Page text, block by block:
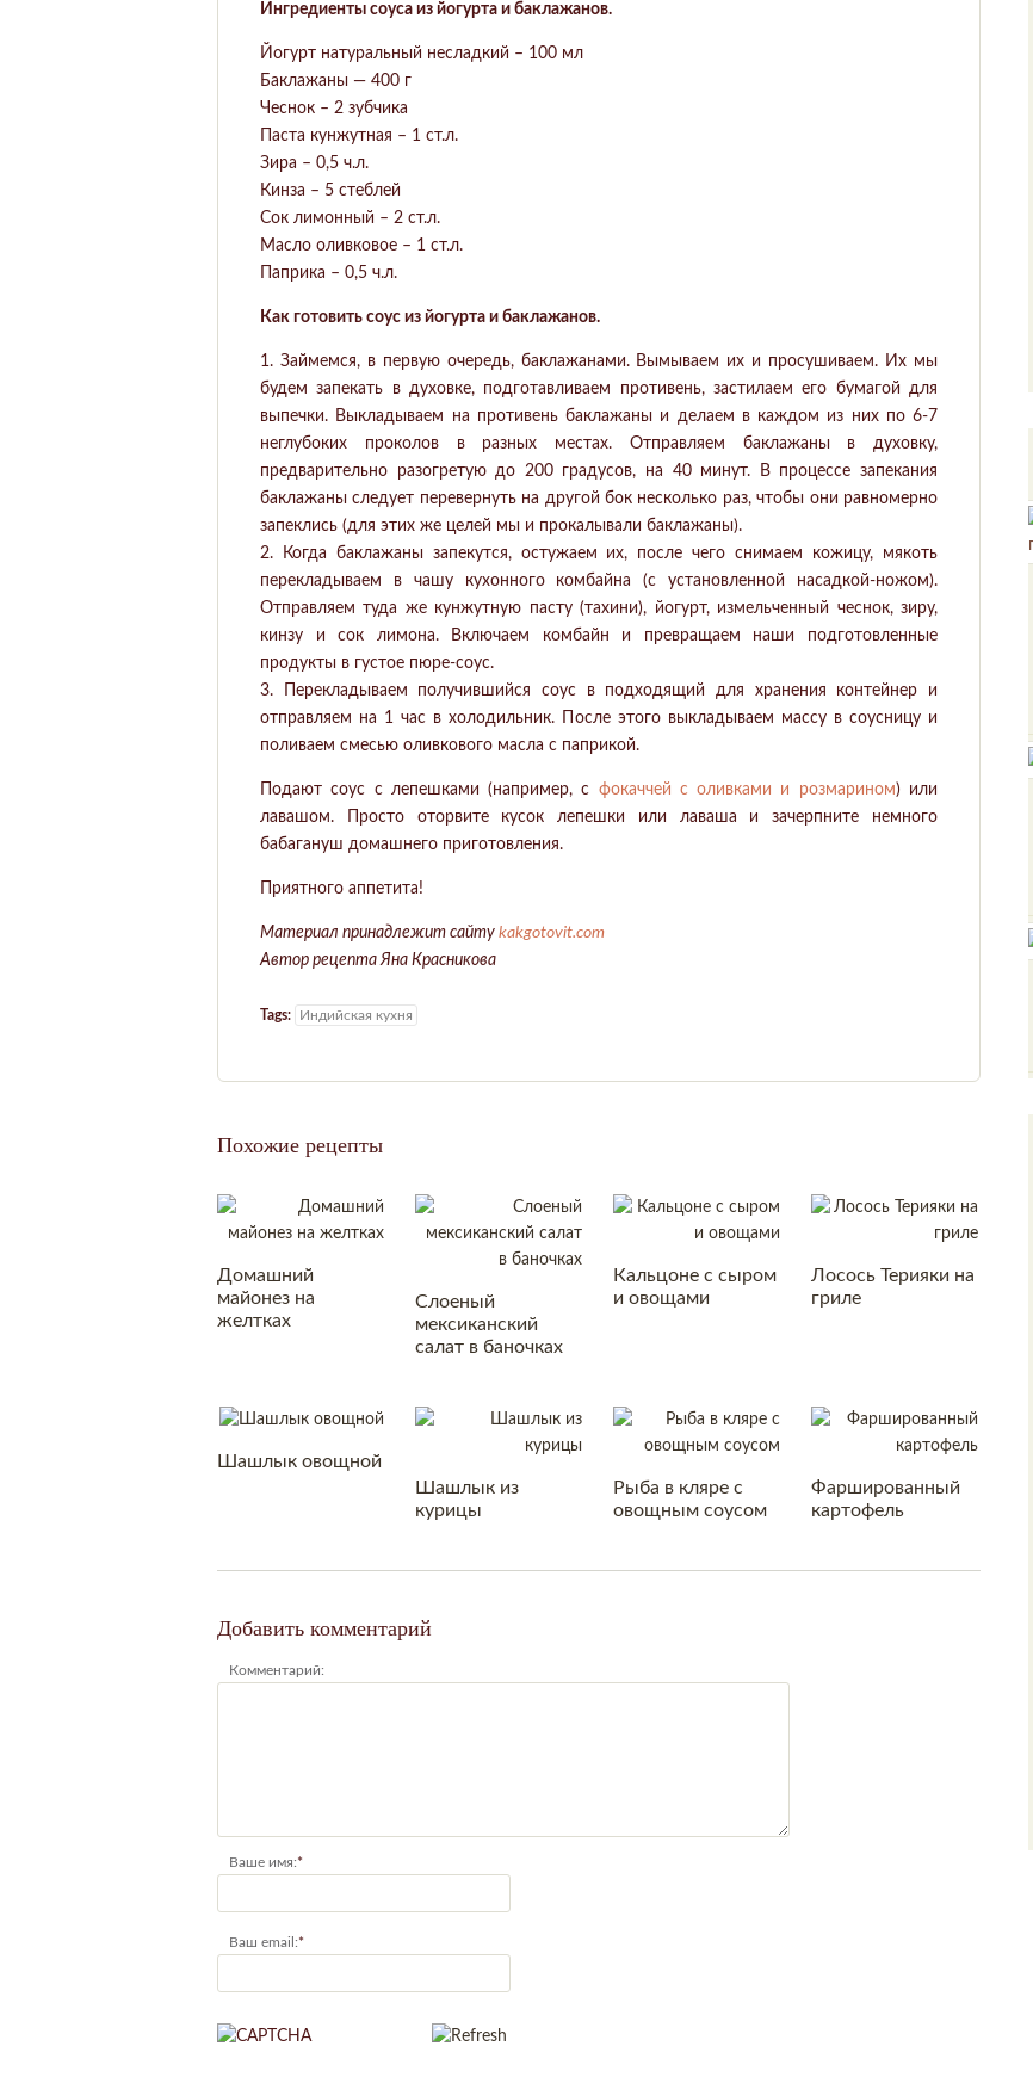
Ингредиенты соуса из йогурта и баклажанов.
Йогурт натуральный несладкий – 100 мл
Баклажаны — 400 г
Чеснок – 2 зубчика
Паста кунжутная – 1 ст.л.
Зира – 0,5 ч.л.
Кинза – 5 стеблей
Сок лимонный – 2 ст.л.
Масло оливковое – 1 ст.л.
Паприка – 0,5 ч.л.
Как готовить соус из йогурта и баклажанов.
1. Займемся, в первую очередь, баклажанами. Вымываем их и просушиваем. Их мы
будем запекать в духовке, подготавливаем противень, застилаем его бумагой для
выпечки. Выкладываем на противень баклажаны и делаем в каждом из них по 6-7
неглубоких проколов в разных местах. Отправляем баклажаны в духовку,
предварительно разогретую до 200 градусов, на 40 минут. В процессе запекания
баклажаны следует перевернуть на другой бок несколько раз, чтобы они равномерно
запеклись (для этих же целей мы и прокалывали баклажаны).
2. Когда баклажаны запекутся, остужаем их, после чего снимаем кожицу, мякоть
перекладываем в чашу кухонного комбайна (с установленной насадкой-ножом).
Отправляем туда же кунжутную пасту (тахини), йогурт, измельченный чеснок, зиру,
кинзу и сок лимона. Включаем комбайн и превращаем наши подготовленные
продукты в густое пюре-соус.
3. Перекладываем получившийся соус в подходящий для хранения контейнер и
отправляем на 1 час в холодильник. После этого выкладываем массу в соусницу и
поливаем смесью оливкового масла с паприкой.
Подают соус с лепешками (например, с фокаччей с оливками и розмарином) или
лавашом. Просто оторвите кусок лепешки или лаваша и зачерпните немного
бабагануш домашнего приготовления.
Приятного аппетита!
Материал принадлежит сайту kakgotovit.com
Автор рецепта Яна Красникова
Tags: Индийская кухня
Похожие рецепты
Домашний
майонез на
желтках
Слоеный
мексиканский
салат в баночках
Кальцоне с сыром
и овощами
Лосось Терияки на
гриле
Шашлык овощной
Шашлык из
курицы
Рыба в кляре с
овощным соусом
Фаршированный
картофель
Добавить комментарий
Комментарий:
Ваше имя:*
Ваш email:*